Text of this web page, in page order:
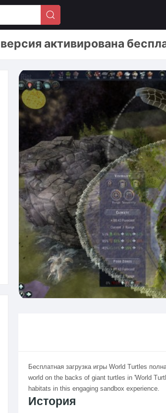
активирована
Бесплатная загрузка игры World Turtles
world on the backs of giant turtles in 'World
habitats in this engaging sandbox experience.
История